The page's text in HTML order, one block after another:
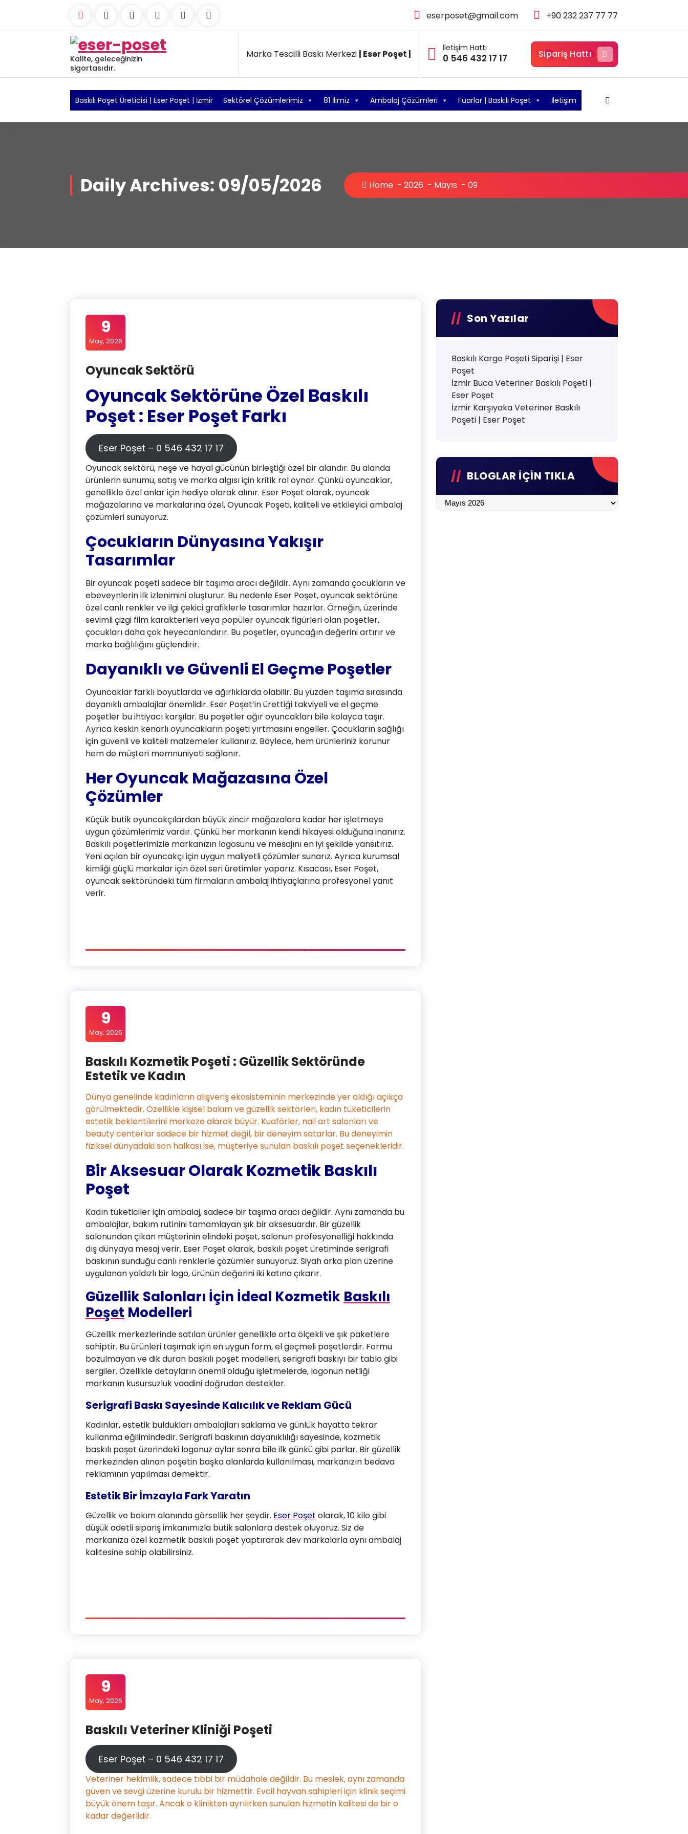
content
eserposet@gmail.com +90 232 237 77 77
Kalite, geleceğinizin
sigortasıdır.
Marka Tescilli Baskı Merkezi | Eser Poşet |
İletişim Hattı
0 546 432 17 17 Sipariş Hattı
Baskılı Poşet Üreticisi | Eser Poşet | İzmir Sektörel Çözümlerimiz 81 İlimiz Ambalaj Çözümleri Fuarlar | Baskılı Poşet İletişim
Daily Archives: 09/05/2026 Home - 2026 - Mayıs - 09
9
May, 2026
Oyuncak Sektörü
Oyuncak Sektörüne Özel Baskılı
Poşet : Eser Poşet Farkı
Eser Poşet – 0 546 432 17 17
Oyuncak sektörü, neşe ve hayal gücünün birleştiği özel bir alandır. Bu alanda
ürünlerin sunumu, satış ve marka algısı için kritik rol oynar. Çünkü oyuncaklar,
genellikle özel anlar için hediye olarak alınır. Eser Poşet olarak, oyuncak
mağazalarına ve markalarına özel, Oyuncak Poşeti, kaliteli ve etkileyici ambalaj
çözümleri sunuyoruz.
Çocukların Dünyasına Yakışır
Tasarımlar
Bir oyuncak poşeti sadece bir taşıma aracı değildir. Aynı zamanda çocukların ve
ebeveynlerin ilk izlenimini oluşturur. Bu nedenle Eser Poşet, oyuncak sektörüne
özel canlı renkler ve ilgi çekici grafiklerle tasarımlar hazırlar. Örneğin, üzerinde
sevimli çizgi film karakterleri veya popüler oyuncak figürleri olan poşetler,
çocukları daha çok heyecanlandırır. Bu poşetler, oyuncağın değerini artırır ve
marka bağlılığını güçlendirir.
Dayanıklı ve Güvenli El Geçme Poşetler
Oyuncaklar farklı boyutlarda ve ağırlıklarda olabilir. Bu yüzden taşıma sırasında
dayanıklı ambalajlar önemlidir. Eser Poşet’in ürettiği takviyeli ve el geçme
poşetler bu ihtiyacı karşılar. Bu poşetler ağır oyuncakları bile kolayca taşır.
Ayrıca keskin kenarlı oyuncakların poşeti yırtmasını engeller. Çocukların sağlığı
için güvenli ve kaliteli malzemeler kullanırız. Böylece, hem ürünleriniz korunur
hem de müşteri memnuniyeti sağlanır.
Her Oyuncak Mağazasına Özel
Çözümler
Küçük butik oyuncakçılardan büyük zincir mağazalara kadar her işletmeye
uygun çözümlerimiz vardır. Çünkü her markanın kendi hikayesi olduğuna inanırız.
Baskılı poşetlerimizle markanızın logosunu ve mesajını en iyi şekilde yansıtırız.
Yeni açılan bir oyuncakçı için uygun maliyetli çözümler sunarız. Ayrıca kurumsal
kimliği güçlü markalar için özel seri üretimler yaparız. Kısacası, Eser Poşet,
oyuncak sektöründeki tüm firmaların ambalaj ihtiyaçlarına profesyonel yanıt
verir.
9
May, 2026
Baskılı Kozmetik Poşeti : Güzellik Sektöründe
Estetik ve Kadın
Dünya genelinde kadınların alışveriş ekosisteminin merkezinde yer aldığı açıkça
görülmektedir. Özellikle kişisel bakım ve güzellik sektörleri, kadın tüketicilerin
estetik beklentilerini merkeze alarak büyür. Kuaförler, nail art salonları ve
beauty centerlar sadece bir hizmet değil, bir deneyim satarlar. Bu deneyimin
fiziksel dünyadaki son halkası ise, müşteriye sunulan baskılı poşet seçenekleridir.
Bir Aksesuar Olarak Kozmetik Baskılı
Poşet
Kadın tüketiciler için ambalaj, sadece bir taşıma aracı değildir. Aynı zamanda bu
ambalajlar, bakım rutinini tamamlayan şık bir aksesuardır. Bir güzellik
salonundan çıkan müşterinin elindeki poşet, salonun profesyonelliği hakkında
dış dünyaya mesaj verir. Eser Poşet olarak, baskılı poşet üretiminde serigrafi
baskının sunduğu canlı renklerle çözümler sunuyoruz. Siyah arka plan üzerine
uygulanan yaldızlı bir logo, ürünün değerini iki katına çıkarır.
Güzellik Salonları İçin İdeal Kozmetik Baskılı
Poşet Modelleri
Güzellik merkezlerinde satılan ürünler genellikle orta ölçekli ve şık paketlere
sahiptir. Bu ürünleri taşımak için en uygun form, el geçmeli poşetlerdir. Formu
bozulmayan ve dik duran baskılı poşet modelleri, serigrafi baskıyı bir tablo gibi
sergiler. Özellikle detayların önemli olduğu işletmelerde, logonun netliği
markanın kusursuzluk vaadini doğrudan destekler.
Serigrafi Baskı Sayesinde Kalıcılık ve Reklam Gücü
Kadınlar, estetik buldukları ambalajları saklama ve günlük hayatta tekrar
kullanma eğilimindedir. Serigrafi baskının dayanıklılığı sayesinde, kozmetik
baskılı poşet üzerindeki logonuz aylar sonra bile ilk günkü gibi parlar. Bir güzellik
merkezinden alınan poşetin başka alanlarda kullanılması, markanızın bedava
reklamının yapılması demektir.
Estetik Bir İmzayla Fark Yaratın
Güzellik ve bakım alanında görsellik her şeydir. Eser Poşet olarak, 10 kilo gibi
düşük adetli sipariş imkanımızla butik salonlara destek oluyoruz. Siz de
markanıza özel kozmetik baskılı poşet yaptırarak dev markalarla aynı ambalaj
kalitesine sahip olabilirsiniz.
9
May, 2026
Baskılı Veteriner Kliniği Poşeti
Eser Poşet – 0 546 432 17 17
Veteriner hekimlik, sadece tıbbi bir müdahale değildir. Bu meslek, aynı zamanda
güven ve sevgi üzerine kurulu bir hizmettir. Evcil hayvan sahipleri için klinik seçimi
büyük önem taşır. Ancak o klinikten ayrılırken sunulan hizmetin kalitesi de bir o
kadar değerlidir.
Son Yazılar
Baskılı Kargo Poşeti Siparişi | Eser
Poşet
İzmir Buca Veteriner Baskılı Poşeti |
Eser Poşet
İzmir Karşıyaka Veteriner Baskılı
Poşeti | Eser Poşet
BLOGLAR İÇİN TIKLA
BLOGLAR